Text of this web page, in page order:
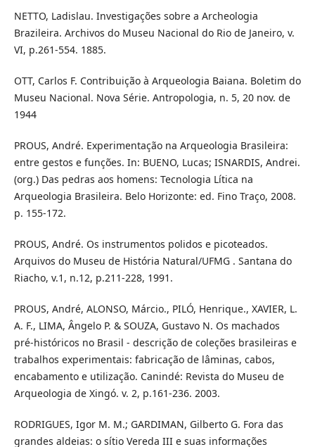
NETTO, Ladislau. Investigações sobre a Archeologia
Brazileira. Archivos do Museu Nacional do Rio de Janeiro, v.
VI, p.261-554. 1885.
OTT, Carlos F. Contribuição à Arqueologia Baiana. Boletim do
Museu Nacional. Nova Série. Antropologia, n. 5, 20 nov. de
1944
PROUS, André. Experimentação na Arqueologia Brasileira:
entre gestos e funções. In: BUENO, Lucas; ISNARDIS, Andrei.
(org.) Das pedras aos homens: Tecnologia Lítica na
Arqueologia Brasileira. Belo Horizonte: ed. Fino Traço, 2008.
p. 155-172.
PROUS, André. Os instrumentos polidos e picoteados.
Arquivos do Museu de História Natural/UFMG . Santana do
Riacho, v.1, n.12, p.211-228, 1991.
PROUS, André, ALONSO, Márcio., PILÓ, Henrique., XAVIER, L.
A. F., LIMA, Ângelo P. & SOUZA, Gustavo N. Os machados
pré-históricos no Brasil - descrição de coleções brasileiras e
trabalhos experimentais: fabricação de lâminas, cabos,
encabamento e utilização. Canindé: Revista do Museu de
Arqueologia de Xingó. v. 2, p.161-236. 2003.
RODRIGUES, Igor M. M.; GARDIMAN, Gilberto G. Fora das
grandes aldeias: o sítio Vereda III e suas informações